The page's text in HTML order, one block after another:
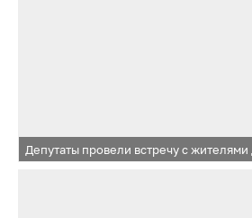
Депутаты провели встречу с